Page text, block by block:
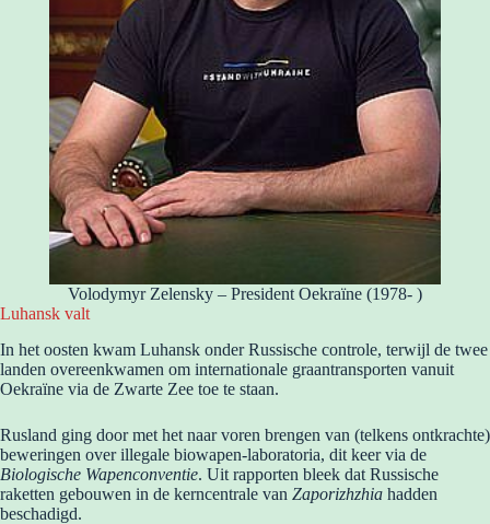
Volodymyr Zelensky – President Oekraïne (1978- )
Luhansk valt
In het oosten kwam Luhansk onder Russische controle, terwijl de twee
landen overeenkwamen om internationale graantransporten vanuit
Oekraïne via de Zwarte Zee toe te staan.
Rusland ging door met het naar voren brengen van (telkens ontkrachte)
beweringen over illegale biowapen-laboratoria, dit keer via de
Biologische Wapenconventie. Uit rapporten bleek dat Russische
raketten gebouwen in de kerncentrale van Zaporizhzhia hadden
beschadigd.